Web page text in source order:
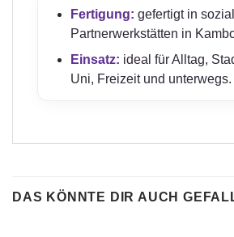
Fertigung: gefertigt in
Partnerwerkstätten in
Einsatz: ideal für Alltag,
Uni, Freizeit und unterwegs.
DAS KÖNNTE DIR AUCH